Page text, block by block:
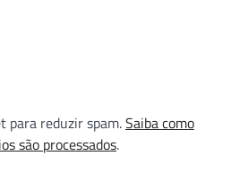
para reduzir spam.Saiba como
são processados.